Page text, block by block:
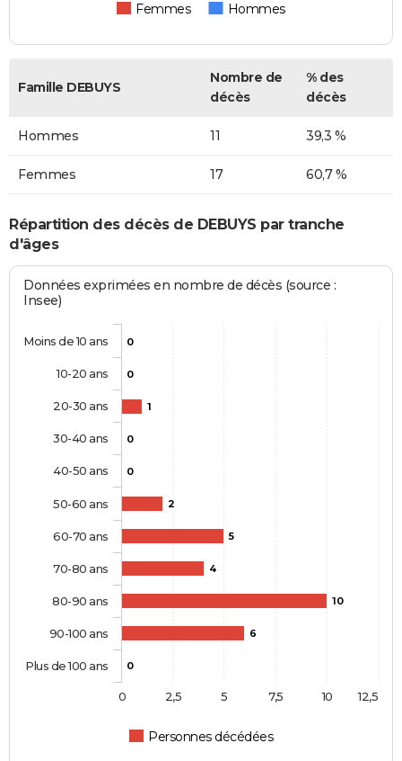
Femmes Hommes
Famille DEBUYS
Nombre de
décès
% des
décès
Hommes 11 39,3 %
Femmes 17 60,7 %
Répartition des décès de DEBUYS par tranche
d'âges
Données exprimées en nombre de décès (source :
Insee)
0
0
1
0
0
2
5
4
10
6
0
Personnes décédées
Moins de 10 ans
10-20 ans
20-30 ans
30-40 ans
40-50 ans
50-60 ans
60-70 ans
70-80 ans
80-90 ans
90-100 ans
Plus de 100 ans
0 10
2,5 5 7,5 12,5